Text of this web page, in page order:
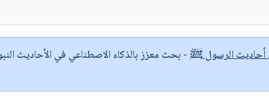
أحاديث الرسول ﷺ - بحث معزز بالذكاء الاصطناعي في الأحاديث